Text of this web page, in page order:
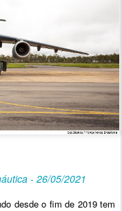
- 26/05/2021
desde o fim de 2019 tem